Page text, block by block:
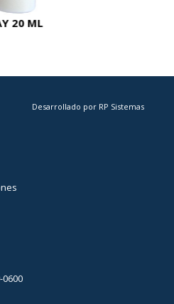
20 ML
Desarrollado por RP Sistemas
0600